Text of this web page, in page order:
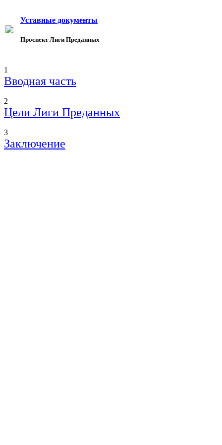
Уставные документы
Проспект Лиги Преданных
1
Вводная часть
2
Цели Лиги Преданных
3
Заключение